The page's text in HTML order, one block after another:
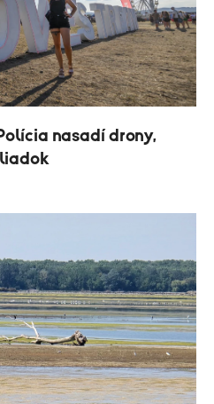
nasadí drony,